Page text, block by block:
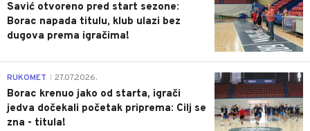
Savić otvoreno pred start sezone:
Borac napada titulu, klub ulazi bez
dugova prema igračima!
0
RUKOMET 27.07.2026.
Borac krenuo jako od starta, igrači
jedva dočekali početak priprema: Cilj se
zna - titula!